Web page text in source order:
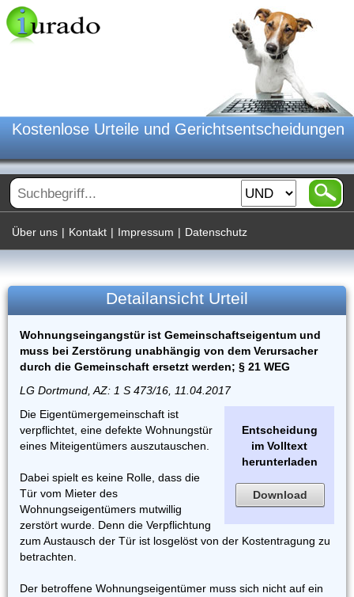
Kostenlose Urteile und Gerichtsentscheidungen
Über uns | Kontakt | Impressum | Datenschutz
Detailansicht Urteil
Wohnungseingangstür ist Gemeinschaftseigentum und
muss bei Zerstörung unabhängig von dem Verursacher
durch die Gemeinschaft ersetzt werden; § 21 WEG
LG Dortmund, AZ: 1 S 473/16, 11.04.2017
Entscheidung
im Volltext
herunterladen
Download
Die Eigentümergemeinschaft ist
verpflichtet, eine defekte Wohnungstür
eines Miteigentümers auszutauschen.
Dabei spielt es keine Rolle, dass die
Tür vom Mieter des
Wohnungseigentümers mutwillig
zerstört wurde. Denn die Verpflichtung
zum Austausch der Tür ist losgelöst von der Kostentragung zu
betrachten.
Der betroffene Wohnungseigentümer muss sich nicht auf ein